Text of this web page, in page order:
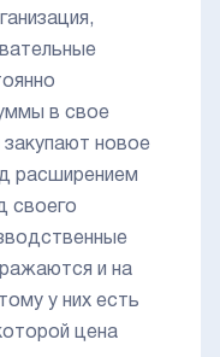
в свое
новое
расширением
своего
и на
у них есть
цена